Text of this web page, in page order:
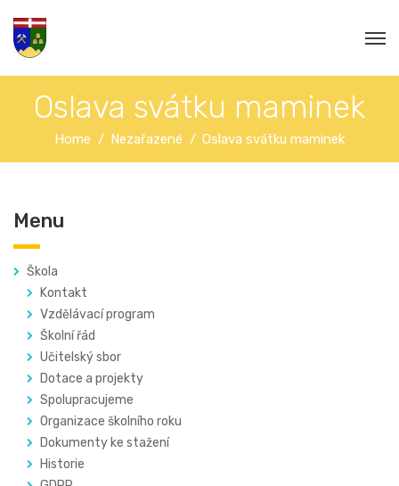
Oslava svátku maminek
Home Nezařazené Oslava svátku maminek
Menu
Škola
Kontakt
Vzdělávací program
Školní řád
Učitelský sbor
Dotace a projekty
Spolupracujeme
Organizace školního roku
Dokumenty ke stažení
Historie